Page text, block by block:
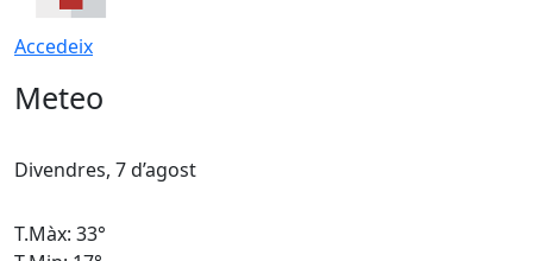
Accedeix
Meteo
Divendres, 7 d’agost
T.Màx: 33°